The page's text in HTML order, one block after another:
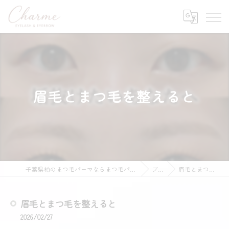
眉毛とまつ毛を整えると
ブログ 眉毛とまつ毛を整えると
眉毛とまつ毛を整えると
2026/02/27